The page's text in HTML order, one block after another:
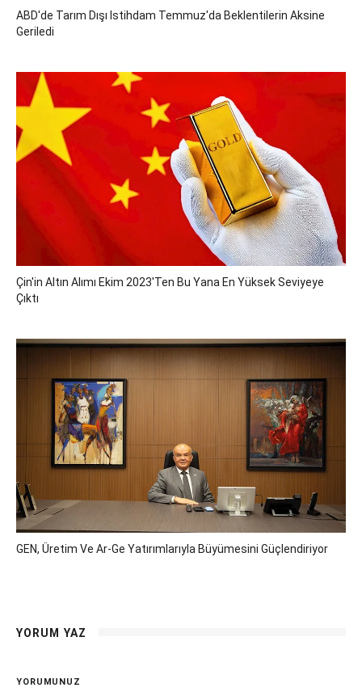
ABD'de Tarım Dışı Istihdam Temmuz'da Beklentilerin Aksine
Geriledi
Çin'in Altın Alımı Ekim 2023'ten Bu Yana En Yüksek Seviyeye
Çıktı
GEN, Üretim Ve Ar-Ge Yatırımlarıyla Büyümesini Güçlendiriyor
YORUM YAZ
YORUMUNUZ